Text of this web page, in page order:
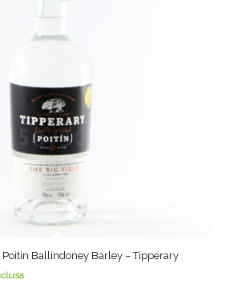
Ballindoney Barley – Tipperary